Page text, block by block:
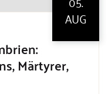
AUG
Märtyrer,